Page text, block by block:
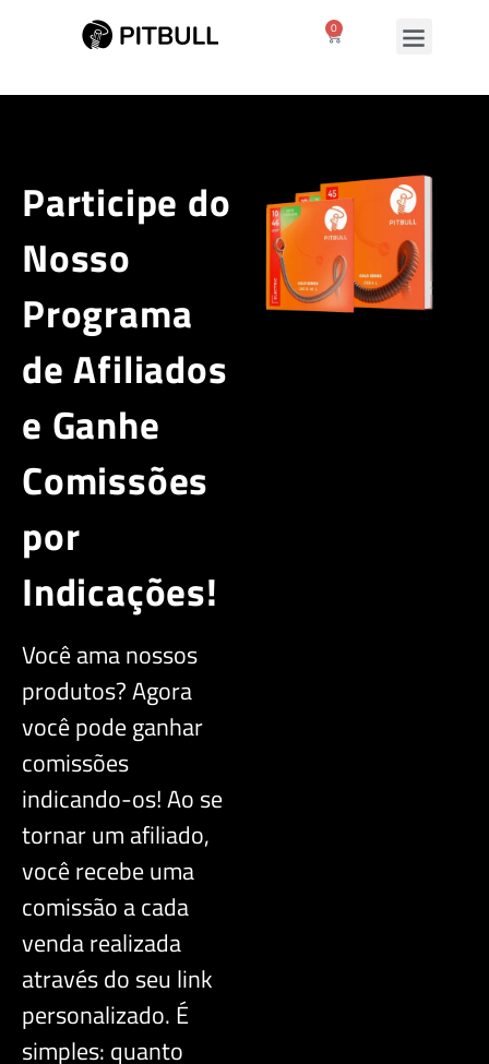
0
Participe do
Nosso
Programa
de Afiliados
e Ganhe
Comissões
por
Indicações!
Você ama nossos
produtos? Agora
você pode ganhar
comissões
indicando-os! Ao se
tornar um afiliado,
você recebe uma
comissão a cada
venda realizada
através do seu link
personalizado. É
simples: quanto